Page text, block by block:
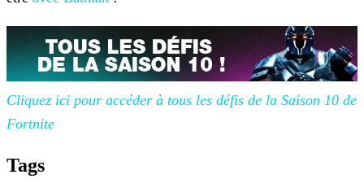
Cliquez ici pour accéder à tous les défis de la Saison 10 de
Fortnite
Tags